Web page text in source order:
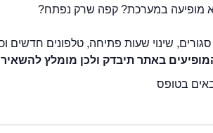
מופיעה במערכת? קפה שרק נפתח?
שינוי שעות פתיחה, טלפונים חדשים
באתר תיבדק ולכן מומלץ להשאיר
בטופס